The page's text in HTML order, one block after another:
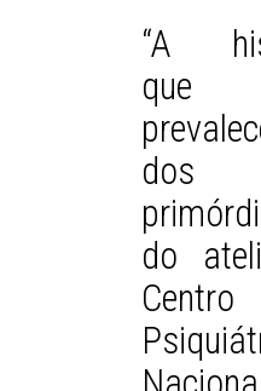
“A
que
dos
do
Centro